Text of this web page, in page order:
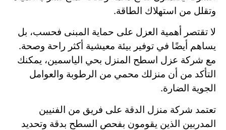
وتقلل من استهلاك الطاقة.
لا تقتصر أهمية العزل على حماية المبنى فحسب، بل
يساهم أيضًا في توفير بيئة معيشية أكثر راحة وصحة.
مع شركة عزل اسطح المنزل بحي الياسمين، يمكنك
التأكد من أن منزلك محمي من الرطوبة والعوامل
الجوية الضارة.
تعتمد شركة منزل الدقة على فريق من الفنيين
المدربين الذين يقومون بفحص السطح بدقة وتحديد